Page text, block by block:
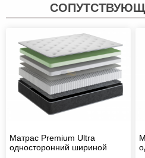
Матрас Premium Ultra
односторонний шириной